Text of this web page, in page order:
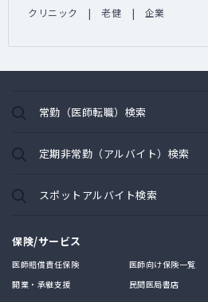
クリニック
老健 企業
常勤（医師転職）検索
定期非常勤（アルバイト）検索
スポットアルバイト検索
保険/サービス
医師賠償責任保険
医師向け保険一覧
開業・承継支援
民間医局書店